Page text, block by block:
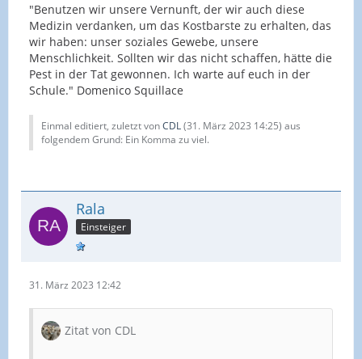
"Benutzen wir unsere Vernunft, der wir auch diese
Medizin verdanken, um das Kostbarste zu erhalten, das
wir haben: unser soziales Gewebe, unsere
Menschlichkeit. Sollten wir das nicht schaffen, hätte die
Pest in der Tat gewonnen. Ich warte auf euch in der
Schule." Domenico Squillace
Einmal editiert, zuletzt vonCDL(31. März 2023 14:25) aus
folgendem Grund: Ein Komma zu viel.
Rala
Einsteiger
31. März 2023 12:42
Zitat von CDL